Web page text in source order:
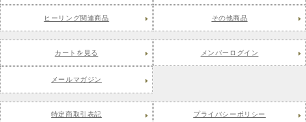
ヒーリング関連商品 その他商品
カートを見る メンバーログイン
メールマガジン
特定商取引表記 プライバシーポリシー